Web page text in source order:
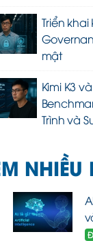
Triển
mật
Kimi K3
Trình và
NHIỀU